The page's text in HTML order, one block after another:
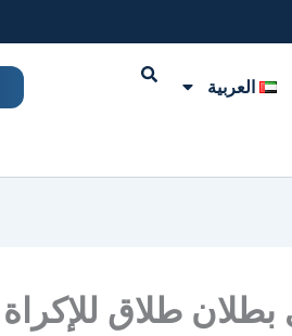
العربية
طلاق